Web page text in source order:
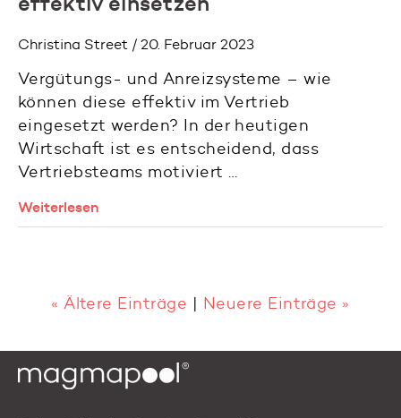
Christina Street / 20. Februar 2023
Vergütungs- und Anreizsysteme – wie
können diese effektiv im Vertrieb
eingesetzt werden? In der heutigen
Wirtschaft ist es entscheidend, dass
Vertriebsteams motiviert …
Weiterlesen
« Ältere Einträge | Neuere Einträge »